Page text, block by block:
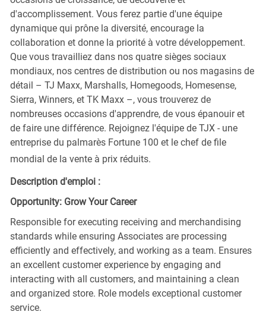
d'accomplissement. Vous ferez partie d'une équipe
dynamique qui prône la diversité, encourage la
collaboration et donne la priorité à votre développement.
Que vous travailliez dans nos quatre sièges sociaux
mondiaux, nos centres de distribution ou nos magasins de
détail – TJ Maxx, Marshalls, Homegoods, Homesense,
Sierra, Winners, et TK Maxx –, vous trouverez de
nombreuses occasions d'apprendre, de vous épanouir et
de faire une différence. Rejoignez l'équipe de TJX - une
entreprise du palmarès Fortune 100 et le chef de file
mondial de la vente à prix réduits.
Description d'emploi :
Opportunity: Grow Your Career
Responsible for executing receiving and merchandising
standards while ensuring Associates are processing
efficiently and effectively, and working as a team. Ensures
an excellent customer experience by engaging and
interacting with all customers, and maintaining a clean
and organized store. Role models exceptional customer
service.